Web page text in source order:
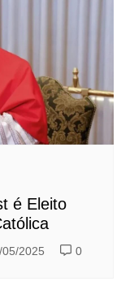
é Eleito
05/2025 0